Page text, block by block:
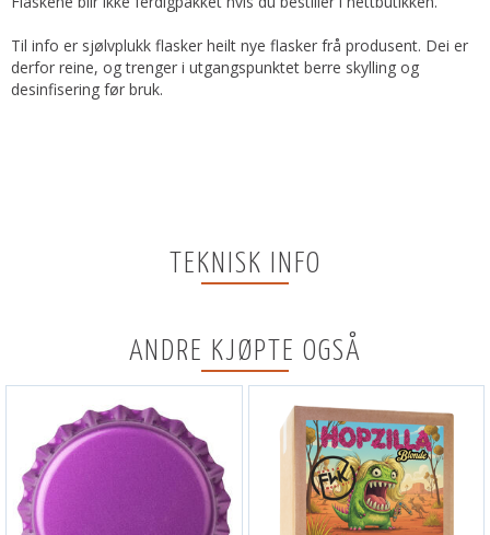
Til info er sjølvplukk flasker heilt nye flasker frå produsent. Dei er
derfor reine, og trenger i utgangspunktet berre skylling og
desinfisering før bruk.
TEKNISK INFO
ANDRE KJØPTE OGSÅ